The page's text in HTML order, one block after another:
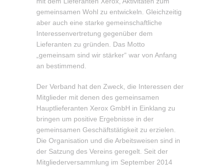
gemeinsamen Wohl zu entwickeln. Gleichzeitig
aber auch eine starke gemeinschaftliche
Interessenvertretung gegenüber dem
Lieferanten zu gründen. Das Motto
„gemeinsam sind wir stärker“ war von Anfang
an bestimmend.
Der Verband hat den Zweck, die Interessen der
Mitglieder mit denen des gemeinsamen
Hauptlieferanten Xerox GmbH in Einklang zu
bringen um positive Ergebnisse in der
gemeinsamen Geschäftstätigkeit zu erzielen.
Die Organisation und die Arbeitsweisen sind in
der Satzung des Vereins geregelt. Seit der
Mitgliederversammlung im September 2014